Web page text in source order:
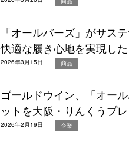
「オールバーズ」がサス
快適な履き心地を実現し
2026年3月15日 商品
ゴールドウイン、「オー
ットを大阪・りんくうプ
2026年2月19日 企業